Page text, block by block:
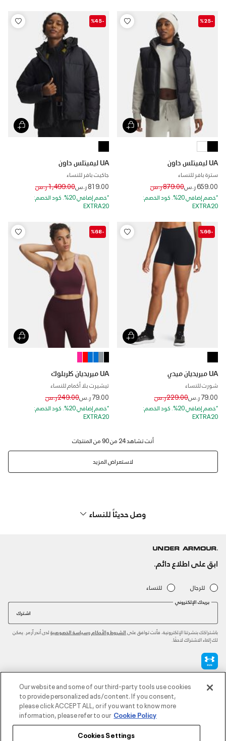
-%25
UA ليميتلس داون
سترة بافر للنساء
659.00 ر.س Price reduced from
879.00 ر.س to
*خصم إضافي 20%. كود الخصم:
EXTRA20
-%45
UA ليميتلس داون
جاكيت بافر للنساء
819.00 ر.س Price reduced from
1,499.00 ر.س to
*خصم إضافي 20%. كود الخصم:
EXTRA20
-%66
UA ميريديان ميدي
شورت للنساء
79.00 ر.س Price reduced from
229.00 ر.س to
*خصم إضافي 20%. كود الخصم:
EXTRA20
-%68
UA ميريديان كلربلوك
تيشيرت بلا أكمام للنساء
79.00 ر.س Price reduced from
249.00 ر.س to
*خصم إضافي 20%. كود الخصم:
EXTRA20
لاستعراض المزيد
وصل حديثاً للنساء
ابق على اطلاع دائم.
للرجال للنساء
بريدك الإلكتروني
اشترك
باشتراكك بنشرتنا الإلكترونية، فأنت توافق على الشروط والأحكام وسياسة الخصوصية لدى أندر آرمر. يمكن
لك إلغاء الاشتراك لاحقًا.
طرق الدفع المعتمدةOur website and some of our third-party tools use cookies
to provide personalized ads/content. If you consent,
please click ACCEPT ALL, or if you want to know more
information, please refer to our Cookie Policy
Cookies Settings